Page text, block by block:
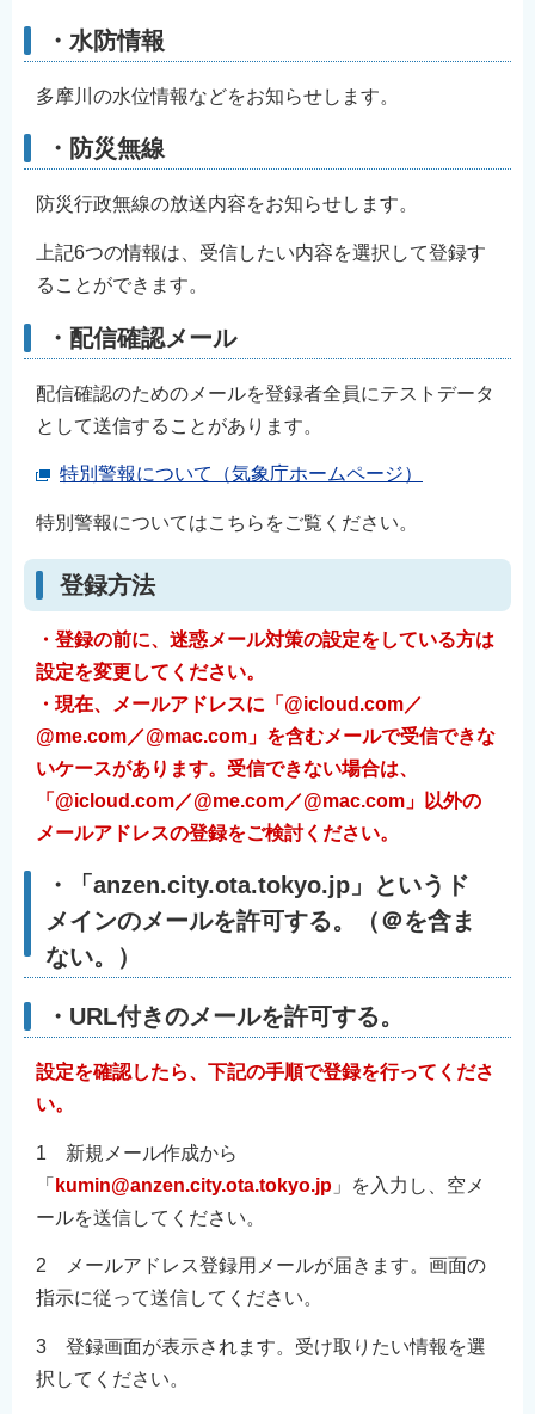
・水防情報
多摩川の水位情報などをお知らせします。
・防災無線
防災行政無線の放送内容をお知らせします。
上記6つの情報は、受信したい内容を選択して登録す
ることができます。
・配信確認メール
配信確認のためのメールを登録者全員にテストデータ
として送信することがあります。
特別警報について（気象庁ホームページ）
特別警報についてはこちらをご覧ください。
登録方法
・登録の前に、迷惑メール対策の設定をしている方は
設定を変更してください。
・現在、メールアドレスに「@icloud.com／
@me.com／@mac.com」を含むメールで受信できな
いケースがあります。 受信できない場合は、
「@icloud.com／@me.com／@mac.com」以外の
メールアドレスの登録をご検討ください。
・ 「anzen.city.ota.tokyo.jp」
というド
メインのメールを許可する。（＠を含ま
ない。）
・URL付きのメールを許可する。
設定を確認したら、下記の手順で登録を行ってくださ
い。
1 新規メール作成から
「 kumin@anzen.city.ota.tokyo.jp 」を入力し、空メ
ールを送信してください。
2 メールアドレス登録用メールが届きます。画面の
指示に従って送信してください。
3 登録画面が表示されます。受け取りたい情報を選
択してください。